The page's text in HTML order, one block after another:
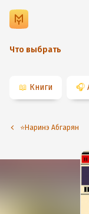
Что выбрать
📖 Книги 🎧
⭐️Наринэ Абгарян